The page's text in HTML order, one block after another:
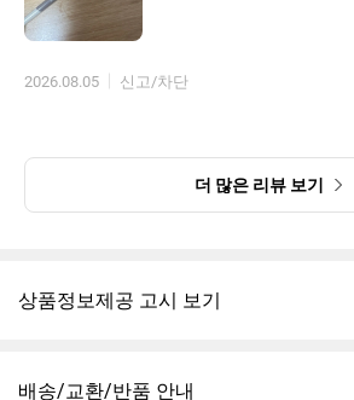
2026.08.05 신고/차단
더 많은 리뷰 보기
상품정보제공 고시 보기
배송/교환/반품 안내